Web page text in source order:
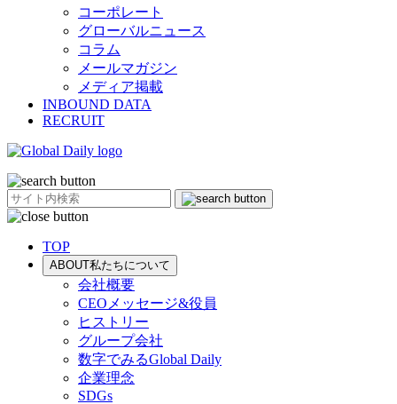
コーポレート
グローバルニュース
コラム
メールマガジン
メディア掲載
INBOUND DATA
RECRUIT
TOP
ABOUT私たちについて
会社概要
CEOメッセージ&役員
ヒストリー
グループ会社
数字でみるGlobal Daily
企業理念
SDGs